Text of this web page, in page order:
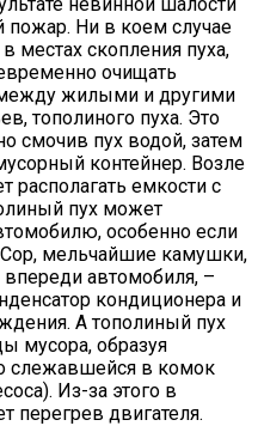
пожар. Ни в коем случае
местах скопления пуха,
очищать
жилыми и другими
тополиного пуха. Это
смочив пух водой, затем
контейнер. Возле
емкости с
пух может
особенно если
мельчайшие камушки,
автомобиля, –
кондиционера и
А тополиный пух
мусора, образуя
слежавшейся в комок
Из-за этого в
перегрев двигателя.